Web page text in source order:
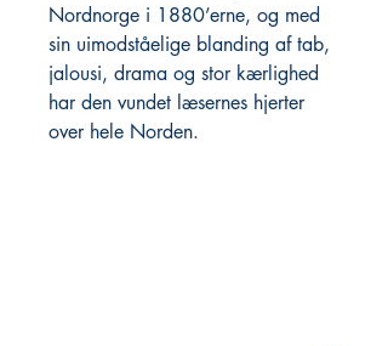
Nordnorge i 1880’erne, og med
sin uimodståelige blanding af tab,
jalousi, drama og stor kærlighed
har den vundet læsernes hjerter
over hele Norden.